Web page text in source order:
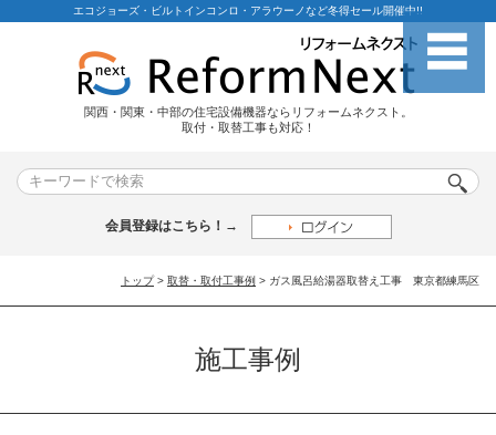
エコジョーズ・ビルトインコンロ・アラウーノなど冬得セール開催中!!
関西・関東・中部の住宅設備機器ならリフォームネクスト。
取付・取替工事も対応！
会員登録はこちら！→
トップ > 取替・取付工事例 > ガス風呂給湯器取替え工事 東京都練馬区
施工事例